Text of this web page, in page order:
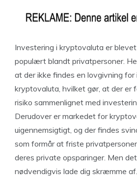
Investering i kryptovaluta er
populært blandt privatpersoner.
at der ikke findes en lovgivning for
kryptovaluta, hvilket gør, at der er
risiko sammenlignet med
Derudover er markedet for
uigennemsigtigt, og der findes
som formår at friste
deres private opsparinger. Men
nødvendigvis lade dig skræmme af.